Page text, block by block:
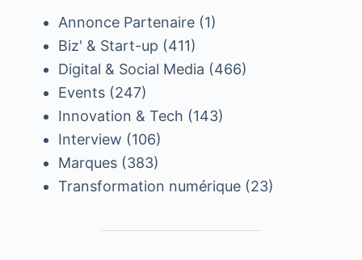
Annonce Partenaire(1)
Biz' & Start-up (411)
Digital & Social Media (466)
Events(247)
Innovation & Tech (143)
Interview (106)
Marques(383)
Transformation numérique(23)